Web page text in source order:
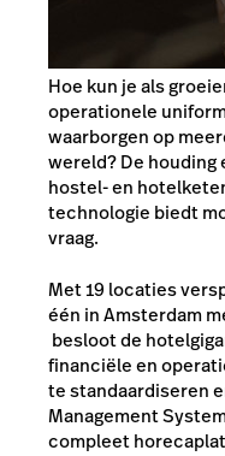
Hoe kun je als
operationele
waarborgen op
wereld? De
hostel- en
technologie biedt
vraag.
Met 19 locaties
één in Amsterdam
besloot de
financiële en
te standaardiseren
Management
compleet